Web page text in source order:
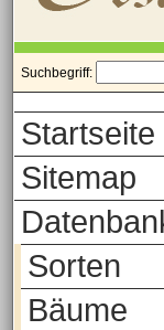
Suchbegriff:
Startseite
Sitemap
Sorten
Bäume